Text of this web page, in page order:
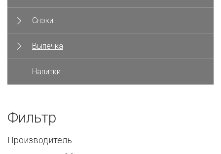
Снэки
Выпечка
Напитки
Фильтр
Производитель